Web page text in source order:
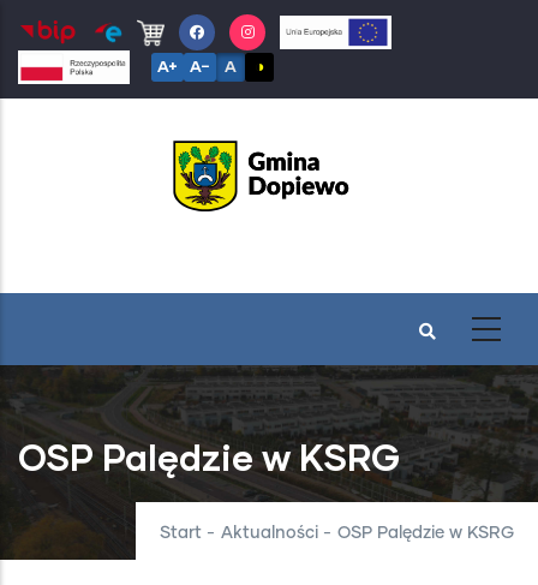
Przejdź
do
treści
A+ A− A ◑
OSP Palędzie w KSRG
Start - Aktualności - OSP Palędzie w KSRG